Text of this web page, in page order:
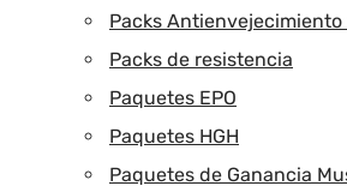
Packs
Packs de resistencia
Paquetes EPO
Paquetes HGH
Paquetes de Ganancia